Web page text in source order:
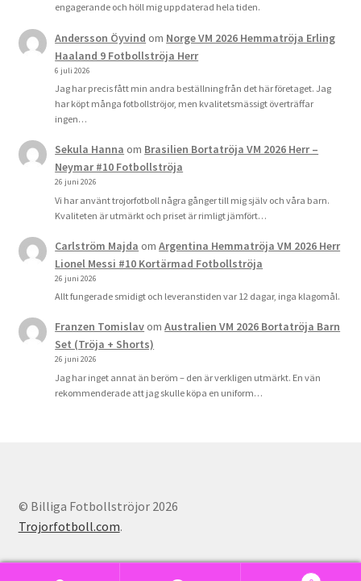
engagerande och höll mig uppdaterad hela tiden.
Andersson Öyvind om Norge VM 2026 Hemmatröja Erling
Haaland 9 Fotbollströja Herr
6 juli 2026
Jag har precis fått min andra beställning från det här företaget. Jag
har köpt många fotbollströjor, men kvalitetsmässigt överträffar
ingen…
Sekula Hanna om Brasilien Bortatröja VM 2026 Herr –
Neymar #10 Fotbollströja
26 juni 2026
Vi har använt trojorfotboll några gånger till mig själv och våra barn.
Kvaliteten är utmärkt och priset är rimligt jämfört…
Carlström Majda omArgentina Hemmatröja VM 2026 Herr
Lionel Messi #10 Kortärmad Fotbollströja
26 juni 2026
Allt fungerade smidigt och leveranstiden var 12 dagar, inga klagomål.
Franzen TomislavomAustralien VM 2026 Bortatröja Barn
Set (Tröja + Shorts)
26 juni 2026
Jag har inget annat än beröm – den är verkligen utmärkt. En vän
rekommenderade att jag skulle köpa en uniform…
© Billiga Fotbollströjor 2026
Trojorfotboll.com.